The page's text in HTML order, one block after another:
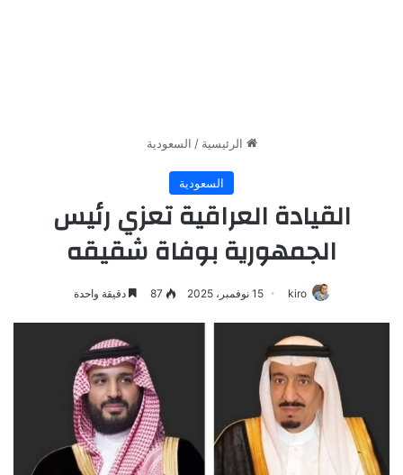
الرئيسية / السعودية
السعودية
القيادة العراقية تعزي رئيس
الجمهورية بوفاة شقيقه
kiro 15 نوفمبر، 2025 87 دقيقة واحدة